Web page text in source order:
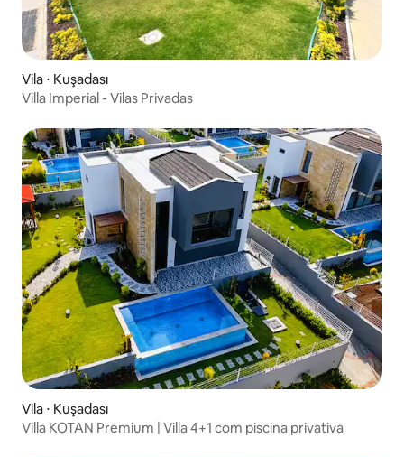
Vila ⋅ Kuşadası
Villa Imperial - Vilas Privadas
Vila ⋅ Kuşadası
Villa KOTAN Premium | Villa 4+1 com piscina privativa